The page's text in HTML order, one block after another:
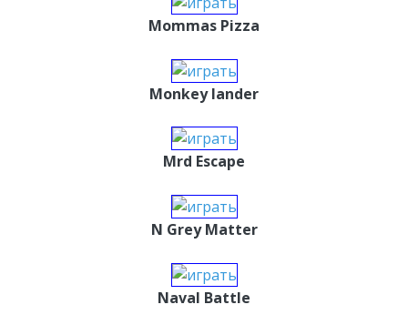
Mommas Pizza
Monkey lander
Mrd Escape
N Grey Matter
Naval Battle